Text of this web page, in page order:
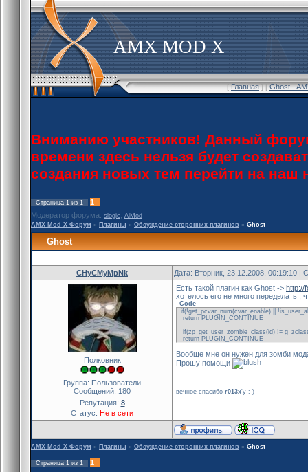
AMX MOD X
[Главная] [Ghost -
Вниманию участников! Данный
времени здесь нельзя будет
создания новых тем перейти на
Страница 1 из 1
1
Модератор форума: slogic
AlMod
AMX Mod X Форум » Плагины » Обсуждение сторонних плагинов » Ghost
Ghost
CHyCMyMpNk Дата: Вторник, 23.12.2008, 00:19:10 |
Полковник
Группа: Пользователи
Сообщений: 180
Репутация: 8
Статус: Не в сети
Есть такой плагин как Ghost -> http://
хотелось его не много переделать ,
Code
if(!get_pcvar_num(cvar_enable) ||
return PLUGIN_CONTINUE
if(zp_get_user_zombie_class(id) !=
return PLUGIN_CONTINUE
Вообще мне он нужен для зомби
Прошу помощи
вечное спасибо r013x'y : )
AMX Mod X Форум » Плагины » Обсуждение сторонних плагинов » Ghost
Страница 1 из 1 1